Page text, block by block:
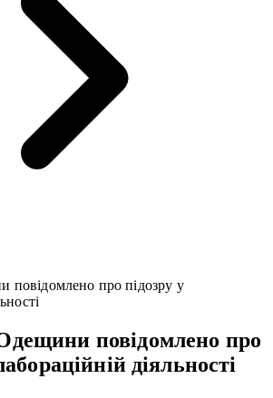
про підозру у
повідомлено про
діяльності